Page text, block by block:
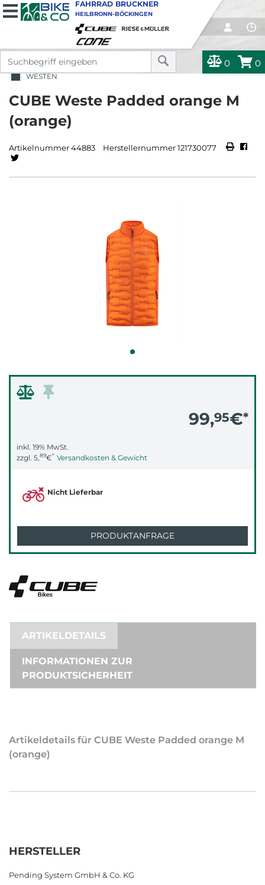
0 0
FAHRRAD BRUCKNER
HEILBRONN-BÖCKINGEN
WESTEN
CUBE Weste Padded orange M
(orange)
Artikelnummer 44883 Herstellernummer 121730077
99,95€*
inkl. 19% MwSt.
zzgl. 5,89€* Versandkosten & Gewicht
Nicht Lieferbar
PRODUKTANFRAGE
ARTIKELDETAILS
INFORMATIONEN ZUR
PRODUKTSICHERHEIT
Artikeldetails für CUBE Weste Padded orange M
(orange)
HERSTELLER
Pending System GmbH & Co. KG